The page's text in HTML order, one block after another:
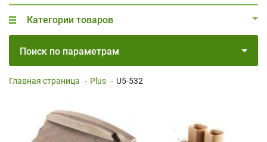
Категории товаров
Поиск по параметрам
Главная страница - Plus - U5-532